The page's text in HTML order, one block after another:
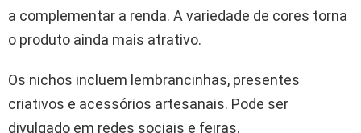
a complementar a renda. A variedade de cores torna
o produto ainda mais atrativo.
Os nichos incluem lembrancinhas, presentes
criativos e acessórios artesanais. Pode ser
divulgado em redes sociais e feiras.